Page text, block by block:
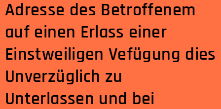
Adresse des Betroffenem
auf einen Erlass einer
Einstweiligen Vefügung dies
Unverzüglich zu
Unterlassen und bei